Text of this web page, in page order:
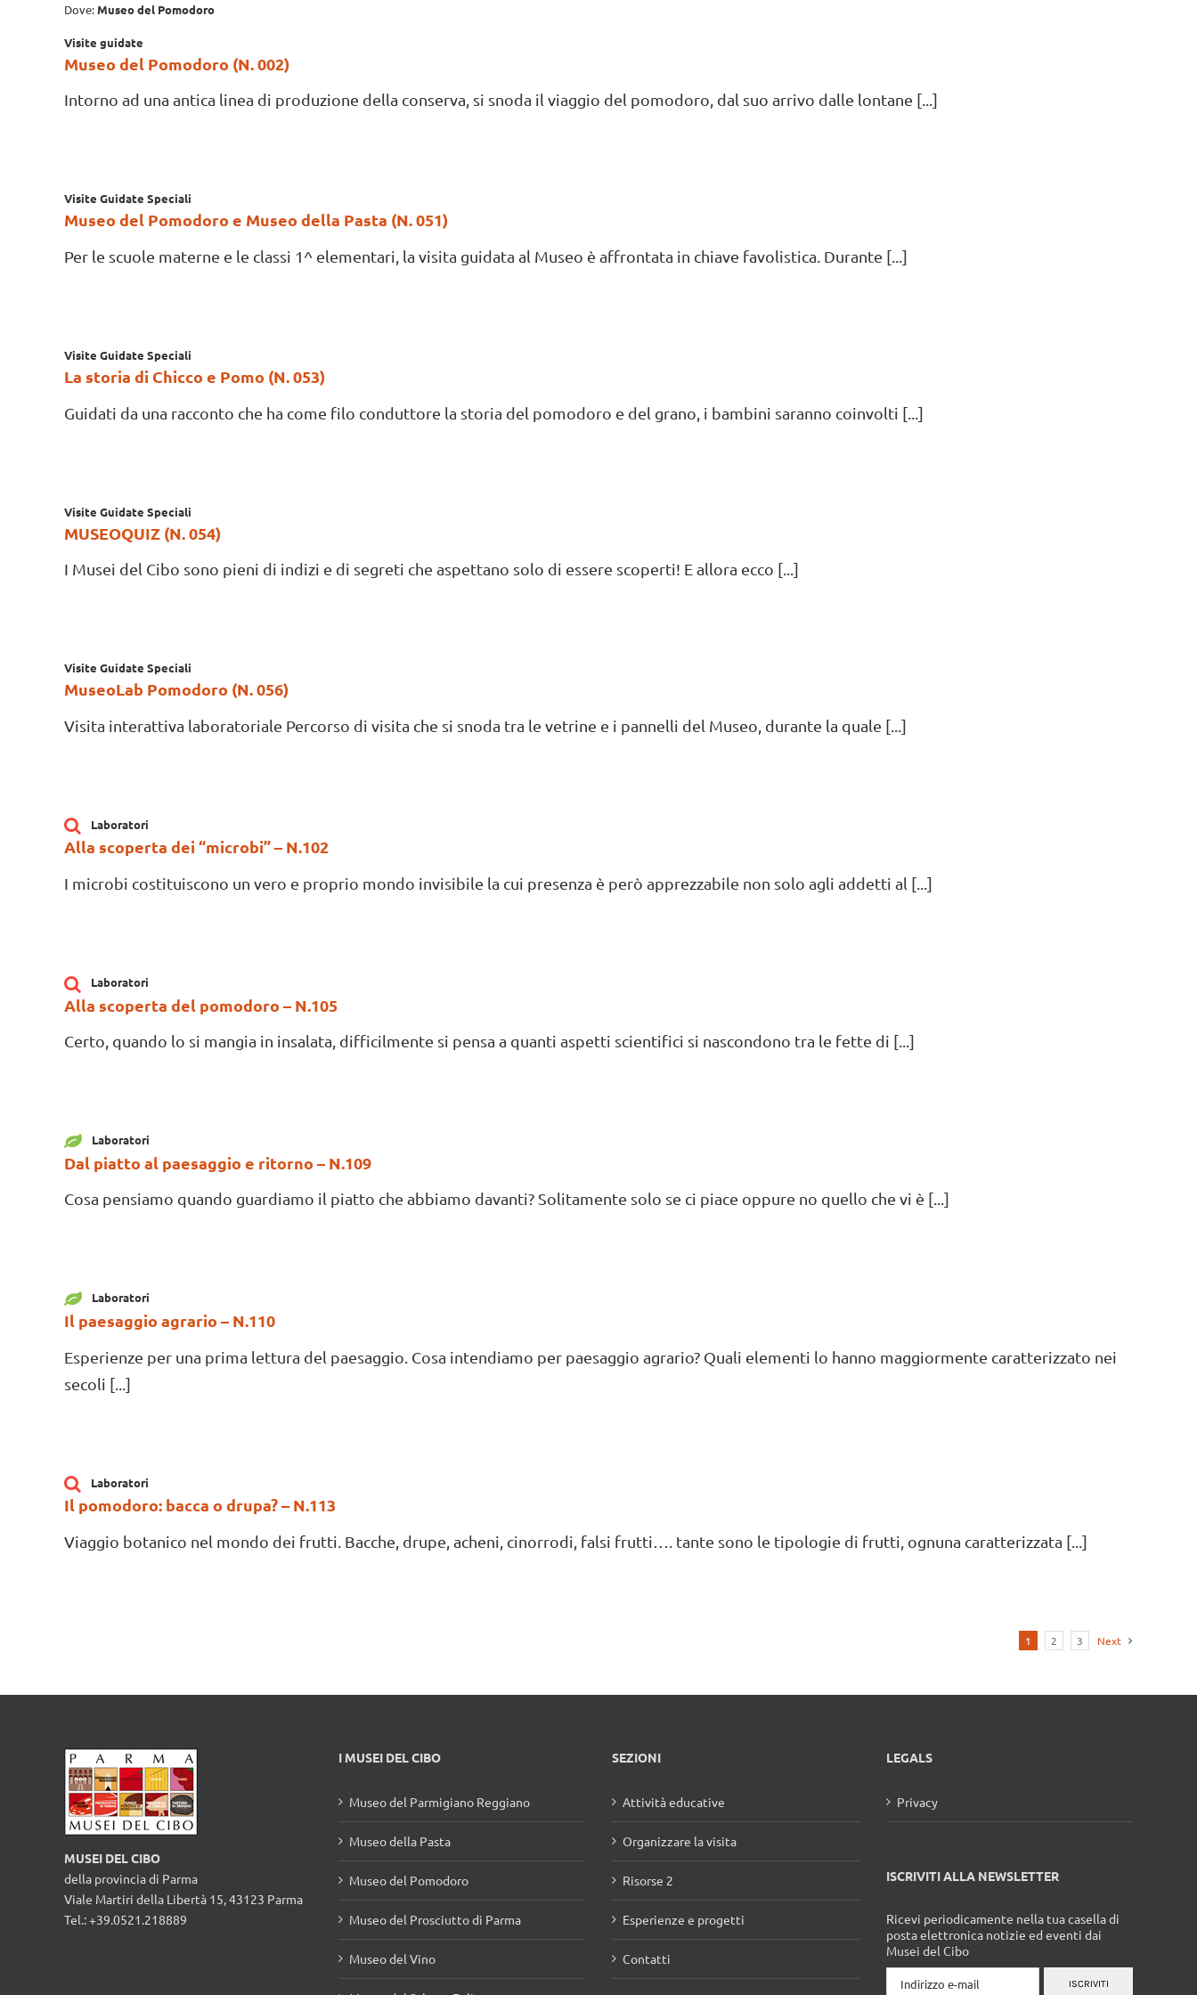
Dove:Museo del Pomodoro
Visite guidate
Museo del Pomodoro (N. 002)
Intorno ad una antica linea di produzione della conserva, si snoda il viaggio del pomodoro, dal suo arrivo dalle lontane [...]
Visite Guidate Speciali
Museo del Pomodoro e Museo della Pasta (N. 051)
Per le scuole materne e le classi 1^ elementari, la visita guidata al Museo è affrontata in chiave favolistica. Durante [...]
Visite Guidate Speciali
La storia di Chicco e Pomo (N. 053)
Guidati da una racconto che ha come filo conduttore la storia del pomodoro e del grano, i bambini saranno coinvolti [...]
Visite Guidate Speciali
MUSEOQUIZ (N. 054)
I Musei del Cibo sono pieni di indizi e di segreti che aspettano solo di essere scoperti! E allora ecco [...]
Visite Guidate Speciali
MuseoLab Pomodoro (N. 056)
Visita interattiva laboratoriale Percorso di visita che si snoda tra le vetrine e i pannelli del Museo, durante la quale [...]
Laboratori
Alla scoperta dei “microbi” – N.102
I microbi costituiscono un vero e proprio mondo invisibile la cui presenza è però apprezzabile non solo agli addetti al [...]
Laboratori
Alla scoperta del pomodoro – N.105
Certo, quando lo si mangia in insalata, difficilmente si pensa a quanti aspetti scientifici si nascondono tra le fette di [...]
Laboratori
Dal piatto al paesaggio e ritorno – N.109
Cosa pensiamo quando guardiamo il piatto che abbiamo davanti? Solitamente solo se ci piace oppure no quello che vi è [...]
Laboratori
Il paesaggio agrario – N.110
Esperienze per una prima lettura del paesaggio. Cosa intendiamo per paesaggio agrario? Quali elementi lo hanno maggiormente caratterizzato nei
secoli [...]
Laboratori
Il pomodoro: bacca o drupa? – N.113
Viaggio botanico nel mondo dei frutti. Bacche, drupe, acheni, cinorrodi, falsi frutti…. tante sono le tipologie di frutti, ognuna caratterizzata [...]
1 2 3 Next
MUSEI DEL CIBO
della provincia di Parma
Viale Martiri della Libertà 15, 43123 Parma
Tel.: +39.0521.218889
I MUSEI DEL CIBO
Museo del Parmigiano Reggiano
Museo della Pasta
Museo del Pomodoro
Museo del Prosciutto di Parma
Museo del Vino
SEZIONI
Attività educative
Organizzare la visita
Risorse 2
Esperienze e progetti
Contatti
LEGALS
Privacy
ISCRIVITI ALLA NEWSLETTER
Ricevi periodicamente nella tua casella di
posta elettronica notizie ed eventi dai
Musei del Cibo
ISCRIVITI